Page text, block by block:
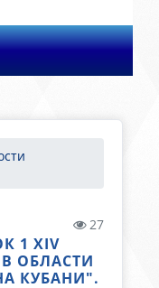
27
1 XIV
ОБЛАСТИ
КУБАНИ".